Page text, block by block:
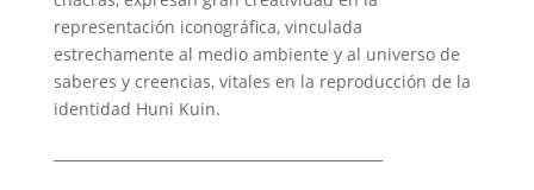
representación iconográfica, vinculada
estrechamente al medio ambiente y al universo de
saberes y creencias, vitales en la reproducción de la
identidad Huni Kuin.